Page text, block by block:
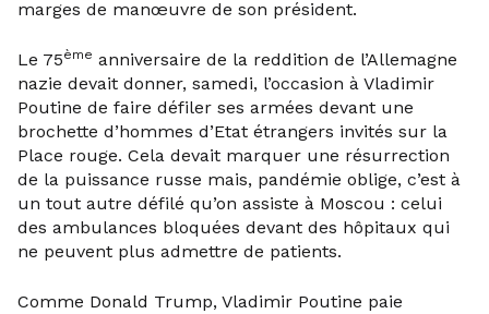
marges de manœuvre de son président.
Le 75ème anniversaire de la reddition de l’Allemagne
nazie devait donner, samedi, l’occasion à Vladimir
Poutine de faire défiler ses armées devant une
brochette d’hommes d’Etat étrangers invités sur la
Place rouge. Cela devait marquer une résurrection
de la puissance russe mais, pandémie oblige, c’est à
un tout autre défilé qu’on assiste à Moscou : celui
des ambulances bloquées devant des hôpitaux qui
ne peuvent plus admettre de patients.
Comme Donald Trump, Vladimir Poutine paie